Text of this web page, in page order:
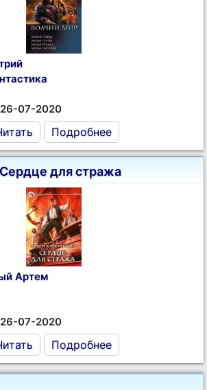
26-07-2020
Подробнее
Сердце для стража
Артем
26-07-2020
Подробнее